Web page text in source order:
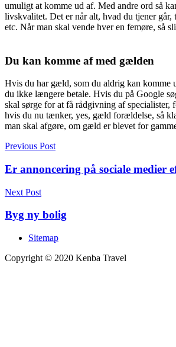
umuligt at komme ud af. Med andre ord så
livskvalitet. Det er når alt, hvad du tjener
etc. Når man skal vende hver en femøre, så
Du kan komme af med gælden
Hvis du har gæld, som du aldrig kan komme
du ikke længere betale. Hvis du på Google
skal sørge for at få rådgivning af
hvis du nu tænker, yes, gæld forældelse, så
man skal afgøre, om gæld er blevet for
Previous Post
Er annoncering på sociale medier
Next Post
Byg ny bolig
Sitemap
Copyright © 2020 Kenba Travel